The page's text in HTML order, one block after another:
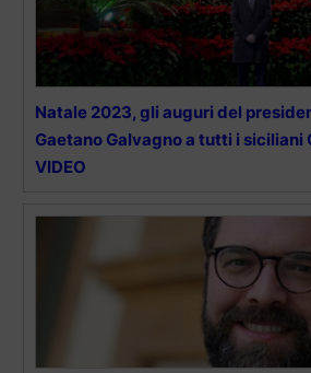
Natale 2023, gli auguri del
Gaetano Galvagno a tutti i siciliani
VIDEO